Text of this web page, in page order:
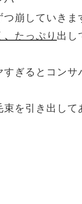
崩していきま
たっぷり 出し
ぎるとコンサ
を引き出して